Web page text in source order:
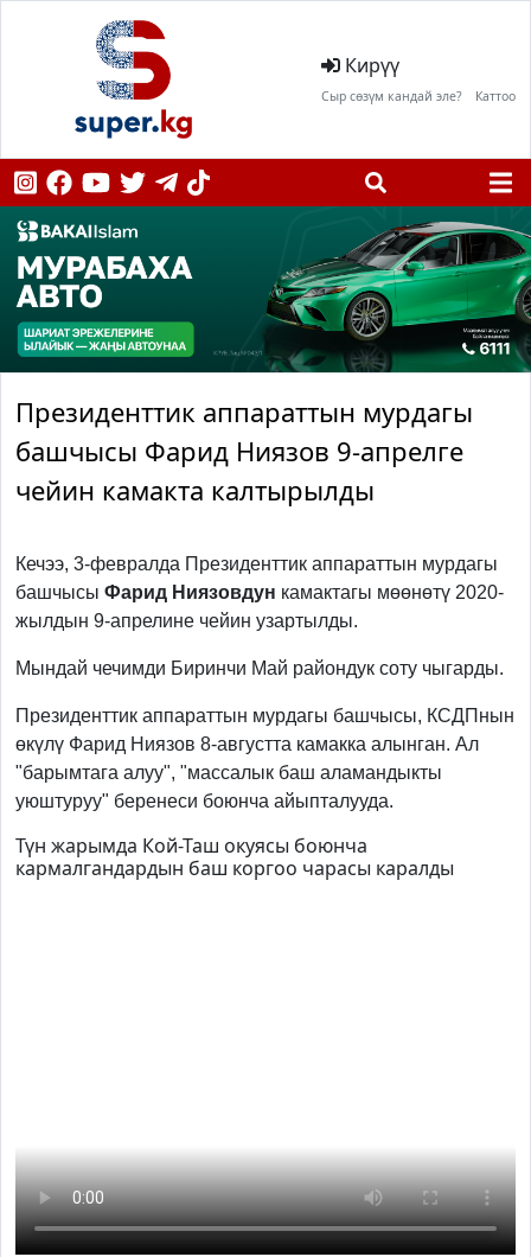
Кирүү
Сыр сөзүм кандай эле? Каттоо
Президенттик аппараттын мурдагы
башчысы Фарид Ниязов 9-апрелге
чейин камакта калтырылды
Кечээ, 3-февралда Президенттик аппараттын мурдагы
башчысы Фарид Ниязовдун камактагы мөөнөтү 2020-
жылдын 9-апрелине чейин узартылды.
Мындай чечимди Биринчи Май райондук соту чыгарды.
Президенттик аппараттын мурдагы башчысы, КСДПнын
өкүлү Фарид Ниязов 8-августта камакка алынган. Ал
"барымтага алуу", "массалык баш аламандыкты
уюштуруу" беренеси боюнча айыпталууда.
Түн жарымда Кой-Таш окуясы боюнча
кармалгандардын баш коргоо чарасы каралды